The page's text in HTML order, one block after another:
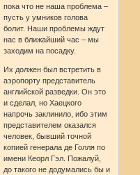
пока что не наша проблема –
пусть у умников голова
болит. Наши проблемы ждут
нас в ближайший час – мы
заходим на посадку.
Их должен был встретить в
аэропорту представитель
английской разведки. Он это
и сделал, но Хаецкого
напрочь заклинило, ибо этим
представителем оказался
человек, бывший точной
копией генерала де Голля по
имени Кеорл Гэл. Пожалуй,
до такого не додумались бы и